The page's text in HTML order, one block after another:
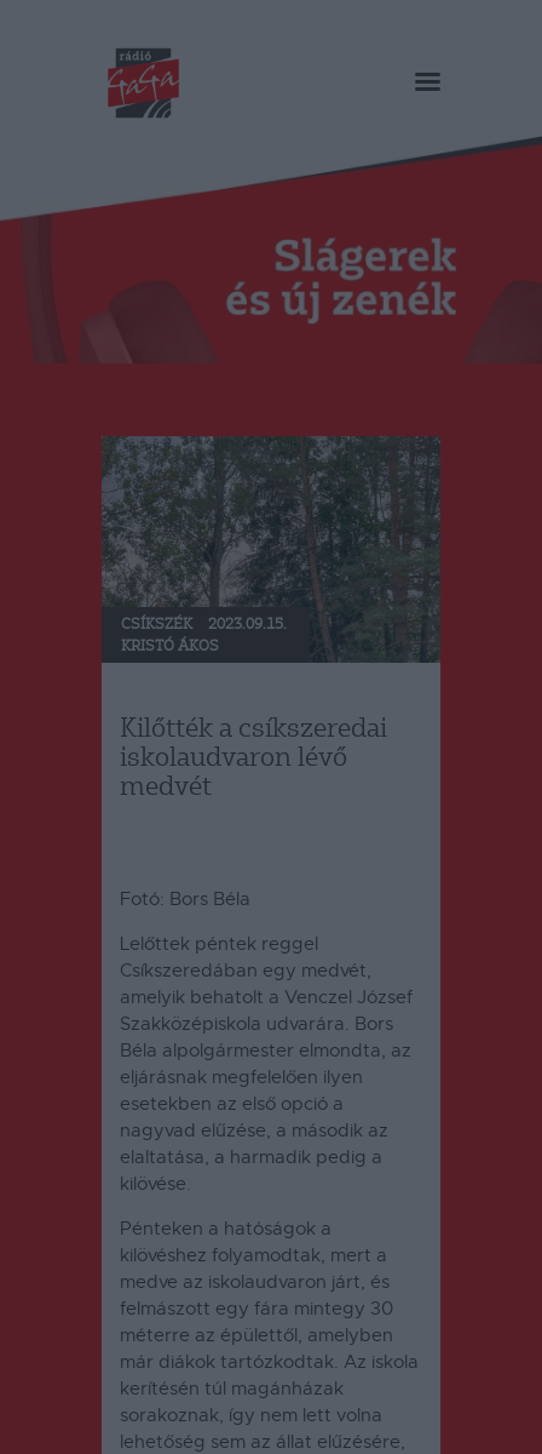
RÁDIÓ GAGA
Műsorok
Duma Duba
Podcast és videók
Stáb
Kapcsolat
RO
CSÍKSZÉK
2023.09.15.
KRISTÓ ÁKOS
Kilőtték a csíkszeredai
iskolaudvaron lévő
medvét
Fotó: Bors Béla
Lelőttek péntek reggel
Csíkszeredában egy medvét,
amelyik behatolt a Venczel József
Szakközépiskola udvarára. Bors
Béla alpolgármester elmondta, az
eljárásnak megfelelően ilyen
esetekben az első opció a
nagyvad elűzése, a második az
elaltatása, a harmadik pedig a
kilövése.
Pénteken a hatóságok a
kilövéshez folyamodtak, mert a
medve az iskolaudvaron járt, és
felmászott egy fára mintegy 30
méterre az épülettől, amelyben
már diákok tartózkodtak. Az iskola
kerítésén túl magánházak
sorakoznak, így nem lett volna
lehetőség sem az állat elűzésére,